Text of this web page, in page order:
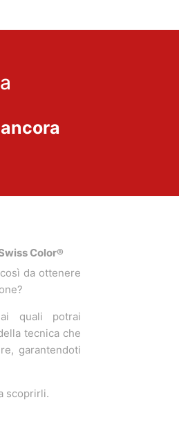
Color®
da ottenere
quali potrai
tecnica che
garantendoti
scoprirli.